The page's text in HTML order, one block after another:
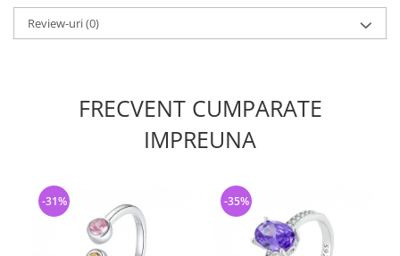
Review-uri(0)
FRECVENT CUMPARATE
IMPREUNA
-31% -35%